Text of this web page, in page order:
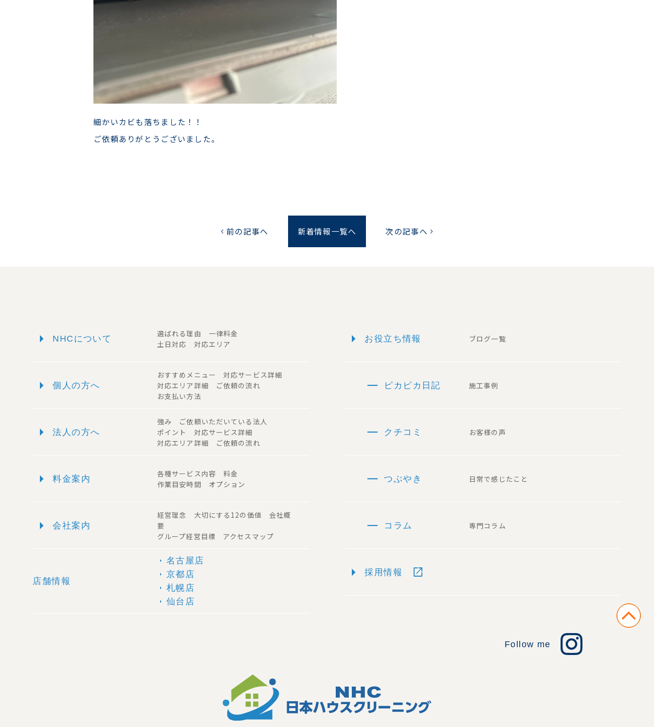
細かいカビも落ちました！！
ご依頼ありがとうございました。
chevron_left前の記事へ 新着情報一覧へ 次の記事へ chevron_right
arrow_right NHCについて
選ばれる理由 一律料金
土日対応 対応エリア
arrow_right 個人の方へ
おすすめメニュー 対応サービス詳細
対応エリア詳細 ご依頼の流れ
お支払い方法
arrow_right 法人の方へ
強み ご依頼いただいている法人
ポイント 対応サービス詳細
対応エリア詳細 ご依頼の流れ
arrow_right 料金案内
各種サービス内容 料金
作業目安時間 オプション
arrow_right 会社案内
経営理念 大切にする12の価値 会社概
要
グループ経営目標 アクセスマップ
店舗情報
arrow_right 名古屋店
arrow_right 京都店
arrow_right 札幌店
arrow_right 仙台店
arrow_right お役立ち情報 ブログ一覧
remove ピカピカ日記 施工事例
remove クチコミ お客様の声
remove つぶやき 日常で感じたこと
remove コラム 専門コラム
arrow_right 採用情報 open_in_new
Follow me